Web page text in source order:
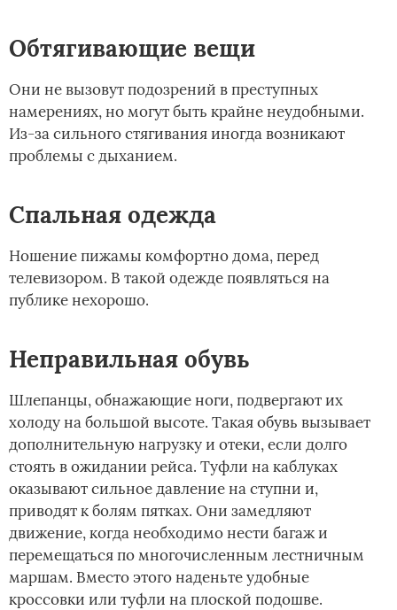
Обтягивающие вещи
Они не вызовут подозрений в преступных
намерениях, но могут быть крайне неудобными.
Из-за сильного стягивания иногда возникают
проблемы с дыханием.
Спальная одежда
Ношение пижамы комфортно дома, перед
телевизором. В такой одежде появляться на
публике нехорошо.
Неправильная обувь
Шлепанцы, обнажающие ноги, подвергают их
холоду на большой высоте. Такая обувь вызывает
дополнительную нагрузку и отеки, если долго
стоять в ожидании рейса. Туфли на каблуках
оказывают сильное давление на ступни и,
приводят к болям пятках. Они замедляют
движение, когда необходимо нести багаж и
перемещаться по многочисленным лестничным
маршам. Вместо этого наденьте удобные
кроссовки или туфли на плоской подошве.